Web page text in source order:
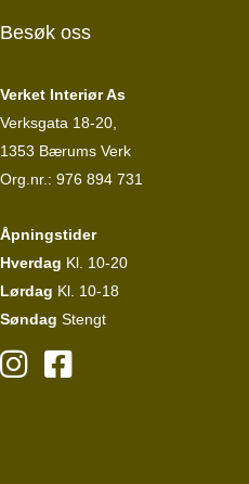
Besøk oss
Verket Interiør As
Verksgata 18-20,
1353 Bærums Verk
Org.nr.: 976 894 731
Åpningstider
Hverdag Kl. 10-20
Lørdag Kl. 10-18
Søndag Stengt